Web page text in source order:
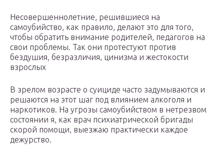
Несовершеннолетние, решившиеся на
самоубийство, как правило, делают это для того,
чтобы обратить внимание родителей, педагогов на
свои проблемы. Так они протестуют против
бездушия, безразличия, цинизма и жестокости
взрослых
В зрелом возрасте о суициде часто задумываются и
решаются на этот шаг под влиянием алкоголя и
наркотиков. На угрозы самоубийством в нетрезвом
состоянии я, как врач психиатрической бригады
скорой помощи, выезжаю практически каждое
дежурство.